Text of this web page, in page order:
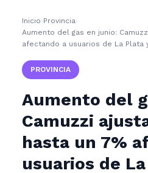
Inicio ›Provincia›
Aumento del gas en junio:
afectando a usuarios de La Plata
PROVINCIA
Aumento del
Camuzzi
hasta un 7%
usuarios de